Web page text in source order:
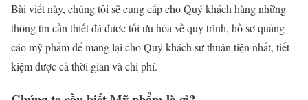
Bài viết này, chúng tôi sẽ cung cấp cho Quý khách hàng những
thông tin cần thiết đã được tối ưu hóa về quy trình, hồ sơ quảng
cáo mỹ phẩm để mang lại cho Quý khách sự thuận tiện nhất, tiết
kiệm được cả thời gian và chi phí.